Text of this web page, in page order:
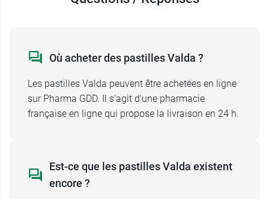
disponible.
Pharma GDD propose également les pastilles
Valda avec sucre.
Où acheter des pastilles Valda ?
Les pastilles Valda peuvent être achetées en ligne
sur Pharma GDD. Il s'agit d'une pharmacie
française en ligne qui propose la livraison en 24 h.
Est-ce que les pastilles Valda existent
encore ?